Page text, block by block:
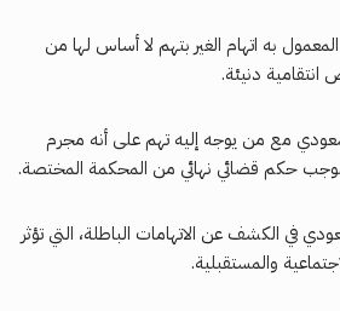
به اتهام الغير بتهم لا أساس لها من
دنيئة.
مع من يوجه إليه تهم على أنه مجرم
حكم قضائي نهائي من المحكمة المختصة.
في الكشف عن الاتهامات الباطلة، التي تؤثر
والمستقبلية.